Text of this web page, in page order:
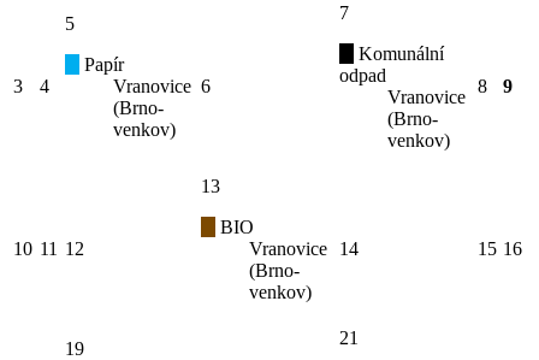
3 4
5
Papír
Vranovice
(Brno-
venkov)
6
7
Komunální
odpad
Vranovice
(Brno-
venkov)
8 9
10 11 12
13
BIO
Vranovice
(Brno-
venkov)
14 15 16
19
21